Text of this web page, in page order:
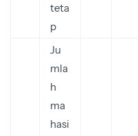
teta
p
Ju
mla
h
ma
hasi